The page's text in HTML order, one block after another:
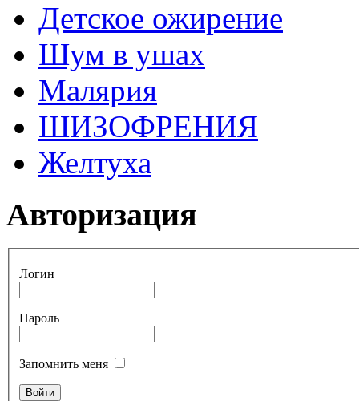
Детское ожирение
Шум в ушах
Малярия
ШИЗОФРЕНИЯ
Желтуха
Авторизация
Логин
Пароль
Запомнить меня